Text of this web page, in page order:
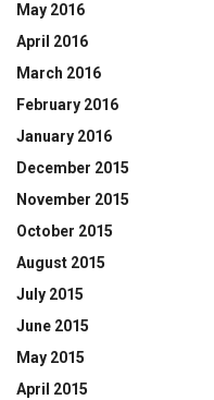
May 2016
April 2016
March 2016
February 2016
January 2016
December 2015
November 2015
October 2015
August 2015
July 2015
June 2015
May 2015
April 2015